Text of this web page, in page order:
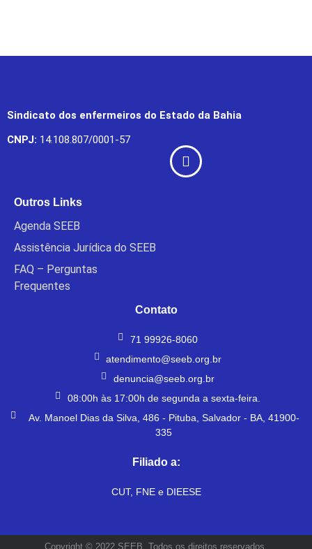
Sindicato dos enfermeiros do Estado da Bahia
CNPJ: 14.108.807/0001-57
Outros Links
Agenda SEEB
Assistência Jurídica do SEEB
FAQ – Perguntas
Frequentes
Contato
71 99926-8060
atendimento@seeb.org.br
denuncia@seeb.org.br
08:00h às 17:00h de segunda a sexta-feira.
Av. Manoel Dias da Silva, 486 - Pituba, Salvador - BA, 41900-
335
Filiado a:
CUT, FNE e DIEESE
Copyright © 2022 SEEB. Todos os direitos reservados.